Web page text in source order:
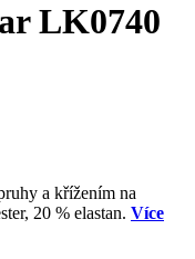
LK0740
a křížením na
20 % elastan. Více